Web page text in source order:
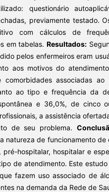
questionário
previamente testado.
com cálculos de
em tabelas. Resultados:
pelos enfermeiros eram
aos motivos do
comorbidades associadas
ao tipo e frequência da
e 36,0%, de cinco
a assistência
de seu problema.
natureza de funcionamento
pré-hospitalar, hospitalar e
de atendimento. Este
fazem uso associado de
na demanda da Rede de